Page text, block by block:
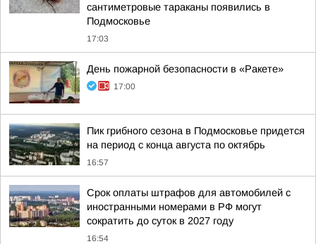
сантиметровые тараканы появились в
Подмосковье
17:03
День пожарной безопасности в «Ракете»
17:00
Пик грибного сезона в Подмосковье придется
на период с конца августа по октябрь
16:57
Срок оплаты штрафов для автомобилей с
иностранными номерами в РФ могут
сократить до суток в 2027 году
16:54